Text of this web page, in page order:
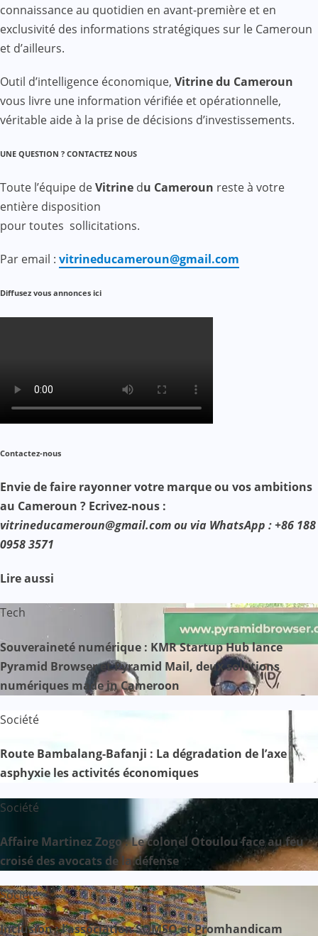
connaissance au quotidien en avant-première et en
exclusivité des informations stratégiques sur le Cameroun
et d’ailleurs.
Outil d’intelligence économique, Vitrine du Cameroun
vous livre une information vérifiée et opérationnelle,
véritable aide à la prise de décisions d’investissements.
UNE QUESTION ? CONTACTEZ NOUS
Toute l’équipe deVitrine du Cameroun reste à votre
entière disposition
pour toutes sollicitations.
Par email : vitrineducameroun@gmail.com
Diffusez vous annonces ici
Contactez-nous
Envie de faire rayonner votre marque ou vos ambitions
au Cameroun ? Ecrivez-nous :
vitrineducameroun@gmail.com ou via WhatsApp : +86 188
0958 3571
Lire aussi
Tech
Souveraineté numérique : KMR Startup Hub lance
Pyramid Browser et Pyramid Mail, deux solutions
numériques made in Cameroon
Société
Route Bambalang-Bafanji : La dégradation de l’axe
asphyxie les activités économiques
Société
Affaire Martinez Zogo : Le colonel Otoulou face au feu
croisé des avocats de la défense
Société
Inclusion : l’association SOMSO et Promhandicam